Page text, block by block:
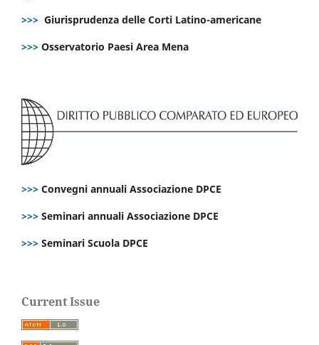
>>> Giurisprudenza delle Corti Latino-americane
>>> Osservatorio Paesi Area Mena
>>> Convegni annuali Associazione DPCE
>>> Seminari annuali Associazione DPCE
>>> Seminari Scuola DPCE
Current Issue